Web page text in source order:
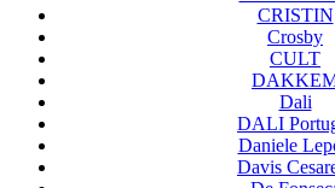
CRISTIN
Crosby
CULT
Dali
DALI
Daniele
Davis